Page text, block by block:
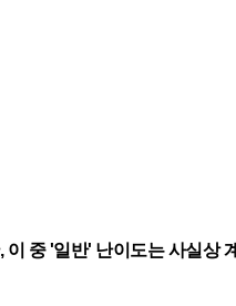
중 '일반' 난이도는 사실상 계